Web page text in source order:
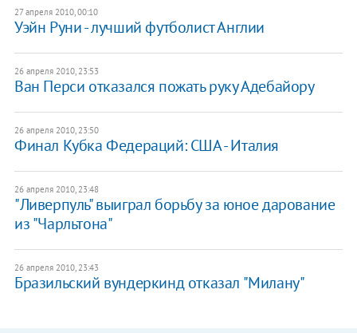
27 апреля 2010, 00:10
Уэйн Руни - лучший футболист Англии
26 апреля 2010, 23:53
Ван Перси отказался пожать руку Адебайору
26 апреля 2010, 23:50
Финал Кубка Федераций: США - Италия
26 апреля 2010, 23:48
"Ливерпуль" выиграл борьбу за юное дарование
из "Чарльтона"
26 апреля 2010, 23:43
Бразильский вундеркинд отказал "Милану"